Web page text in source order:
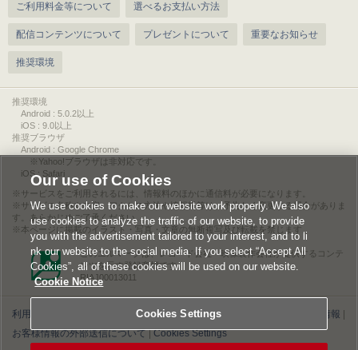
ご利用料金等について 選べるお支払い方法
配信コンテンツについて プレゼントについて 重要なお知らせ
推奨環境
推奨環境
Android : 5.0.2以上
iOS : 9.0以上
推奨ブラウザ
Android : Google Chrome
※Yahoo!ブラウザは非対応です。
iOS : Safari
サービスをご利用されるには、情報料のほかに通信料が必要になります。
サービス名称や内容、アクセス方法や情報料等は、予告なく変更する場合がありま
す。あらかじめご了承ください。
本ページに掲載のイラスト・写真・文章の無断複写及び転載を禁じます。
このエルマークは、レコード会社・映像製作会社が提供するコンテ
ンツを示す登録商標です。
RIAJ00013011
利用規約 個人情報等保護方針|特定商取引法に基づく表記 ライセンス情報
お客様情報の外部送信について|Cookies Settings
Our use of Cookies
We use cookies to make our website work properly. We also
use cookies to analyze the traffic of our website, to provide
you with the advertisement tailored to your interest, and to li
nk our website to the social media. If you select “Accept All
Cookies”, all of these cookies will be used on our website.
Cookie Notice
Cookies Settings